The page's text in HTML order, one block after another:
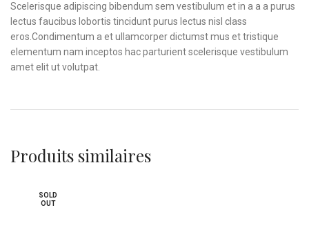
Scelerisque adipiscing bibendum sem vestibulum et in a a a purus
lectus faucibus lobortis tincidunt purus lectus nisl class
eros.Condimentum a et ullamcorper dictumst mus et tristique
elementum nam inceptos hac parturient scelerisque vestibulum
amet elit ut volutpat.
Produits similaires
SOLD
OUT